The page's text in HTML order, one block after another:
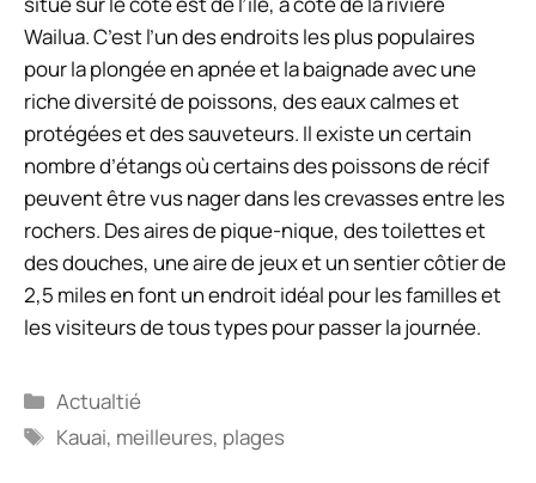
Wailua. C’est l’un des endroits les plus populaires
pour la plongée en apnée et la baignade avec une
riche diversité de poissons, des eaux calmes et
protégées et des sauveteurs. Il existe un certain
nombre d’étangs où certains des poissons de récif
peuvent être vus nager dans les crevasses entre les
rochers. Des aires de pique-nique, des toilettes et
des douches, une aire de jeux et un sentier côtier de
2,5 miles en font un endroit idéal pour les familles et
les visiteurs de tous types pour passer la journée.
Catégories
Actualtié
Étiquettes
Kauai, meilleures, plages